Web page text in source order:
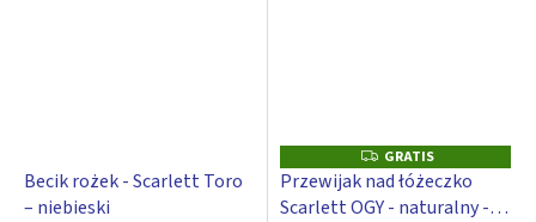
Becik rożek - Scarlett Toro
– niebieski
G
R
A
T
GRATIS
Przewijak nad łóżeczko
Scarlett OGY - naturalny - z